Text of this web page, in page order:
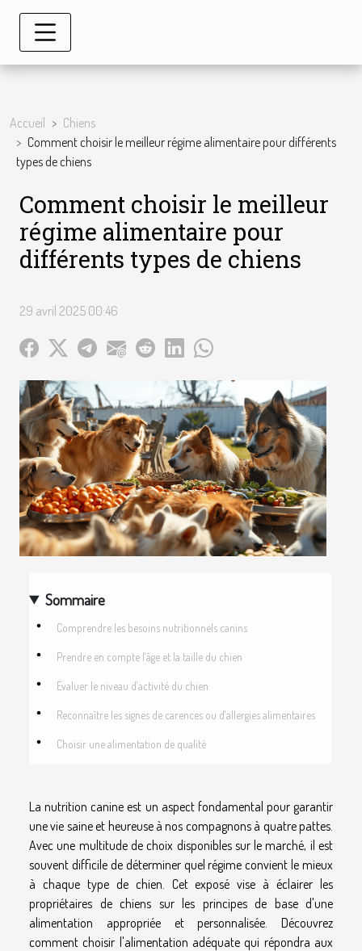
Accueil
Chiens
Comment choisir le meilleur régime alimentaire pour différents
types de chiens
Comment choisir le meilleur
régime alimentaire pour
différents types de chiens
29 avril 2025 00:46
Sommaire
Comprendre les besoins nutritionnels canins
Prendre en compte l'âge et la taille du chien
Évaluer le niveau d'activité du chien
Reconnaître les signes de carences ou d'allergies alimentaires
Choisir une alimentation de qualité
La nutrition canine est un aspect fondamental pour garantir
une vie saine et heureuse à nos compagnons à quatre pattes.
Avec une multitude de choix disponibles sur le marché, il est
souvent difficile de déterminer quel régime convient le mieux
à chaque type de chien. Cet exposé vise à éclairer les
propriétaires de chiens sur les principes de base d'une
alimentation appropriée et personnalisée. Découvrez
comment choisir l'alimentation adéquate qui répondra aux